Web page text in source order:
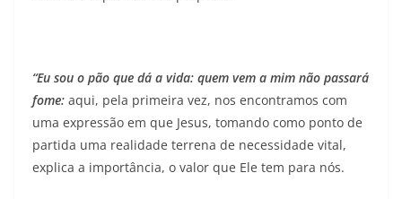
“Eu sou o pão que dá a vida: quem vem a mim não passará
fome: aqui, pela primeira vez, nos encontramos com
uma expressão em que Jesus, tomando como ponto de
partida uma realidade terrena de necessidade vital,
explica a importância, o valor que Ele tem para nós.